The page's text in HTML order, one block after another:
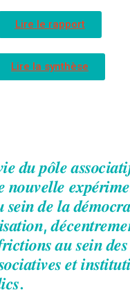
Lire le rapport
Lire la synthèse
𝒅𝒖 𝒑𝒐̂𝒍𝒆
𝒏𝒐𝒖𝒗𝒆𝒍𝒍𝒆
𝒔𝒆𝒊𝒏 𝒅𝒆 𝒍𝒂
𝒂𝒖 𝒔𝒆𝒊𝒏 𝒅𝒆𝒔
𝒆𝒕